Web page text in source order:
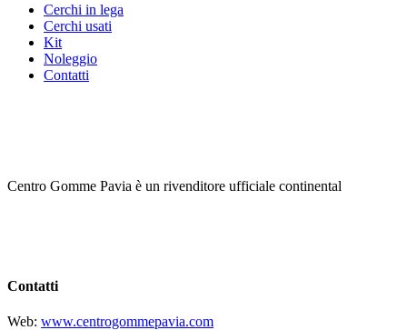
Cerchi in lega
Cerchi usati
Kit
Noleggio
Contatti
Centro Gomme Pavia è un rivenditore ufficiale continental
Contatti
Web: www.centrogommepavia.com